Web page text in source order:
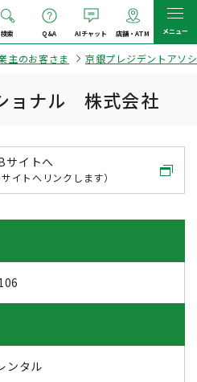
検索 Q&A AIチャット 店舗・ATM メニュー
主のお客さま 京銀プレジデントアソ
ョナル 株式会社
サイトへ
イトへリンクします）
ンタル